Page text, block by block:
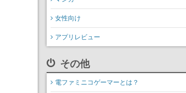
女性向け
アプリレビュー
その他
電ファミニコゲーマーとは？